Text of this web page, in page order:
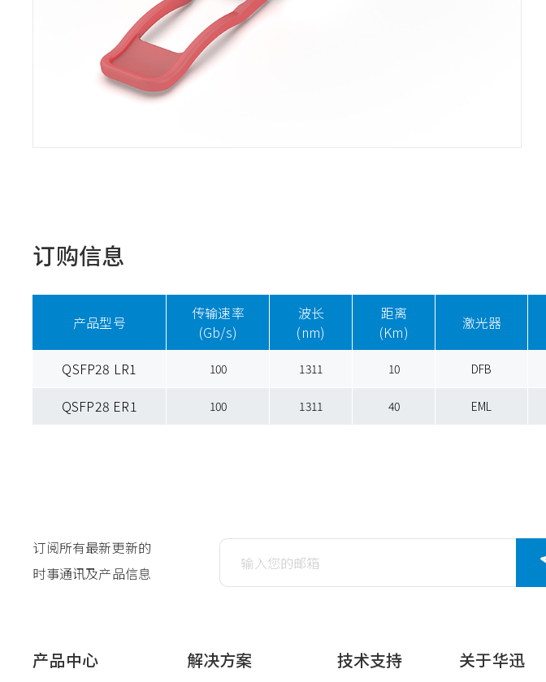
订购信息
产品型号
传输速率
(Gb/s)
波长
(nm)
距离
(Km)
激光器
QSFP28 LR1 100 1311 10 DFB
QSFP28 ER1 100 1311 40 EML
订阅所有最新更新的
时事通讯及产品信息
产品中心 解决方案 技术支持 关于华迅